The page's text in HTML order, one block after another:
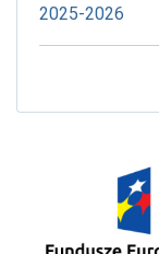
2025-2026